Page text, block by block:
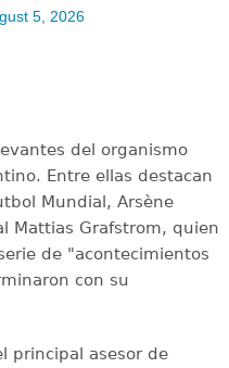
5, 2026
del organismo
Entre ellas destacan
Mundial, Arsène
Mattias Grafstrom, quien
de "acontecimientos
con su
principal asesor de